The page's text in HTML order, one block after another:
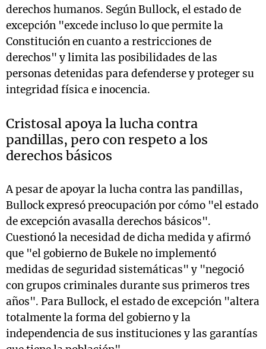
derechos humanos. Según Bullock, el estado de
excepción "excede incluso lo que permite la
Constitución en cuanto a restricciones de
derechos" y limita las posibilidades de las
personas detenidas para defenderse y proteger su
integridad física e inocencia.
Cristosal apoya la lucha contra
pandillas, pero con respeto a los
derechos básicos
A pesar de apoyar la lucha contra las pandillas,
Bullock expresó preocupación por cómo "el estado
de excepción avasalla derechos básicos".
Cuestionó la necesidad de dicha medida y afirmó
que "el gobierno de Bukele no implementó
medidas de seguridad sistemáticas" y "negoció
con grupos criminales durante sus primeros tres
años". Para Bullock, el estado de excepción "altera
totalmente la forma del gobierno y la
independencia de sus instituciones y las garantías